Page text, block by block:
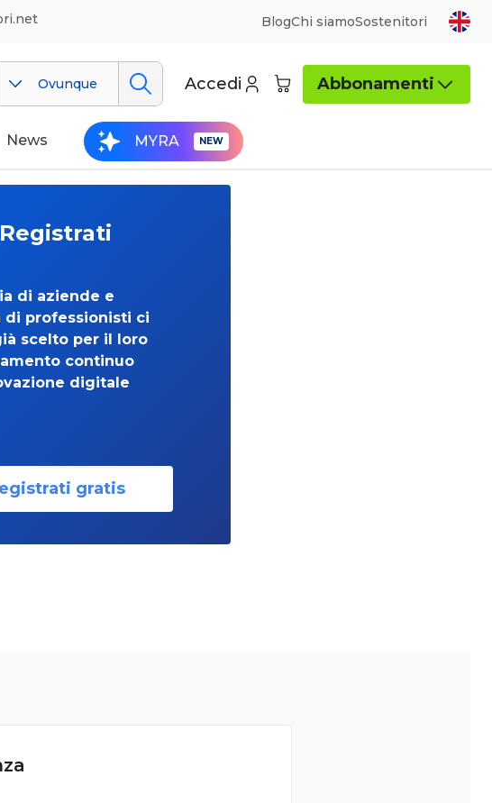
BlogChi siamoSostenitori
Ovunque Accedi Abbonamenti
News MYRA
Registrati
di aziende e
di professionisti ci
scelto per il loro
continuo
digitale
gratis